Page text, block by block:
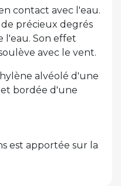
contact avec l'eau.
précieux degrés
l'eau. Son effet
avec le vent.
alvéolé d'une
bordée d'une
est apportée sur la